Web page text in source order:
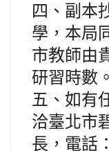
四、副本
學，本局
市教師由
研習時數。
五、如有
洽臺北市
長，電話